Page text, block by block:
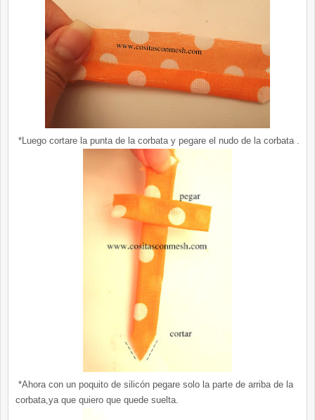
*Luego cortare la punta de la corbata y pegare el nudo de la corbata .
*Ahora con un poquito de silicón pegare solo la parte de arriba de la
corbata,ya que quiero que quede suelta.